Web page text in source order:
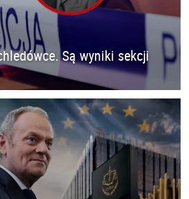
Są wyniki sekcji